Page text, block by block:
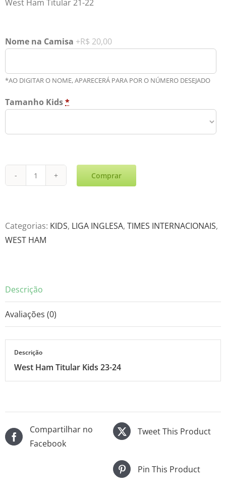
West Ham Titular 21-22
Nome na Camisa +R$ 20,00
*AO DIGITAR O NOME, APARECERÁ PARA POR O NÚMERO DESEJADO
Tamanho Kids*
West
Kids
23-
Comprar
Categorias: KIDS, LIGA INGLESA, TIMES INTERNACIONAIS,
WEST HAM
Descrição
Avaliações (0)
Descrição
West Ham Titular Kids 23-24
Compartilhar no
Facebook
Tweet This Product
Pin This Product